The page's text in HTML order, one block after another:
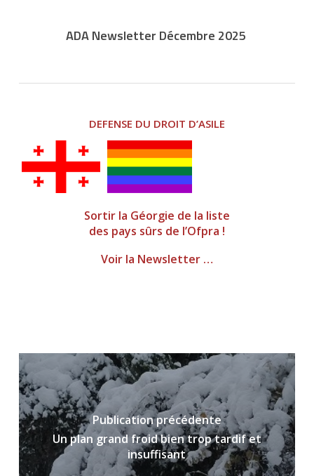
ADA Newsletter Décembre 2025
DEFENSE DU DROIT D’ASILE
Sortir la Géorgie de la liste
des pays sûrs de l’Ofpra !
Voir la Newsletter …
Publication précédente
Un plan grand froid bien trop tardif et
insuffisant